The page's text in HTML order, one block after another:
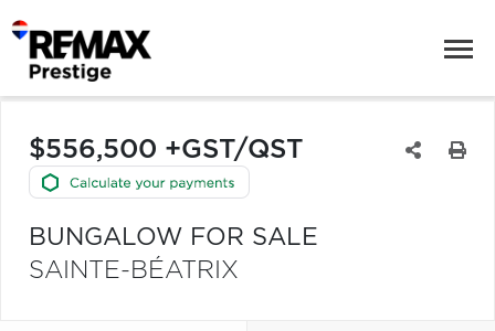
$556,500 +GST/QST
BUNGALOW FOR SALE
SAINTE-BÉATRIX